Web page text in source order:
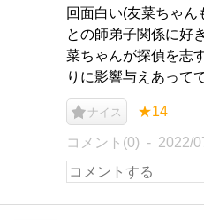
回面白い(友菜ちゃん
との師弟子関係に好
菜ちゃんが探偵を志
りに影響与えあって
ナイス ★14
コメント(0) 2022/